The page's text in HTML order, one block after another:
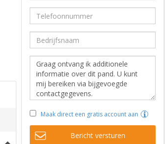
Maak direct een gratis account aan
Bericht versturen